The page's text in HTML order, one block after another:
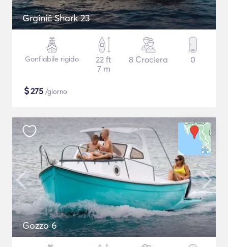
Grginič Shark 23
Gonfiabile rigido
22 ft
7 m
8 Crociera 0
$275 /giorno
Gozzo 6